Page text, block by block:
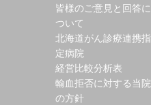
皆様のご意見と回答に
ついて
北海道がん診療連携指
定病院
経営比較分析表
輸血拒否に対する当院
の方針